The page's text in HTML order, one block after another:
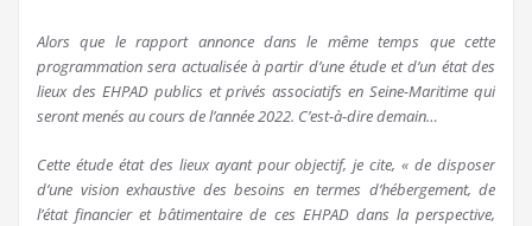
Alors que le rapport annonce dans le même temps que cette
programmation sera actualisée à partir d’une étude et d’un état des
lieux des EHPAD publics et privés associatifs en Seine-Maritime qui
seront menés au cours de l’année 2022. C’est-à-dire demain…
Cette étude état des lieux ayant pour objectif, je cite, « de disposer
d’une vision exhaustive des besoins en termes d’hébergement, de
l’état financier et bâtimentaire de ces EHPAD dans la perspective,